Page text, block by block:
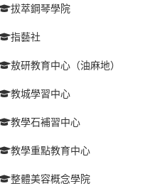
拔萃鋼琴學院
指藝社
敖研教育中心（油麻地）
教城學習中心
教學石補習中心
教學重點教育中心
整體美容概念學院